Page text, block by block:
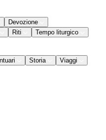
Devozione
Riti
Tempo liturgico
Storia Viaggi